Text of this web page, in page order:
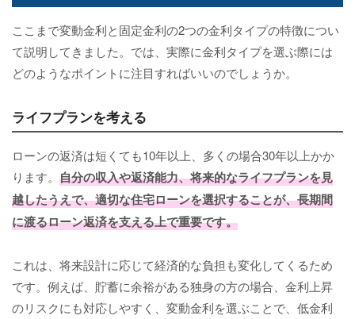
ここまで変動金利と固定金利の2つの金利タイプの特徴につい
て説明してきました。では、実際に金利タイプを選ぶ際には
どのようなポイントに注目すればいいのでしょうか。
ライフプランを考える
ローンの返済は短くても10年以上、多くの場合30年以上かか
ります。 自分の収入や返済能力、将来的なライフプランを見
越したうえで、適切な住宅ローンを選択することが、長期間
に渡るローン返済を支える上で重要です。
これは、将来設計に応じて経済的な負担も変化してくるため
です。例えば、貯蓄に余裕がある独身の方の場合、金利上昇
のリスクにも対応しやすく、変動金利を選ぶことで、低金利